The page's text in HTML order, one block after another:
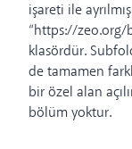
işareti ile
“https://zeo.org/
klasördür.
de tamamen
bir özel alan
bölüm yoktur.